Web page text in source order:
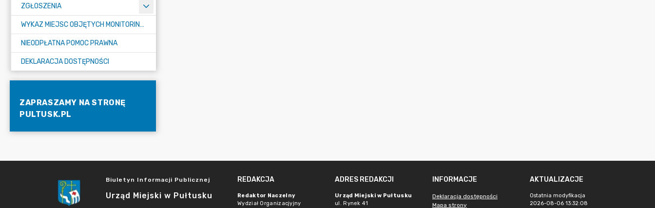
ZGŁOSZENIA
WYKAZ MIEJSC OBJĘTYCH MONITORINGIEM
NIEODPŁATNA POMOC PRAWNA
DEKLARACJA DOSTĘPNOŚCI
ZAPRASZAMY NA STRONĘ
PULTUSK.PL
Biuletyn Informacji Publicznej
Urząd Miejski w Pułtusku
REDAKCJA
Redaktor Naczelny
Wydział Organizacjyjny
ADRES REDAKCJI
Urząd Miejski w Pułtusku
ul. Rynek 41
INFORMACJE
Deklaracja dostępności
Mapa strony
AKTUALIZACJE
Ostatnia modyfikacja
2026-08-06 13:32:08